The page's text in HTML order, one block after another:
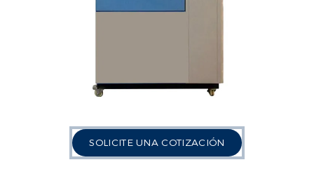
SOLICITE UNA COTIZACIÓN